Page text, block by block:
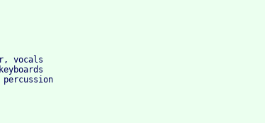
vocals